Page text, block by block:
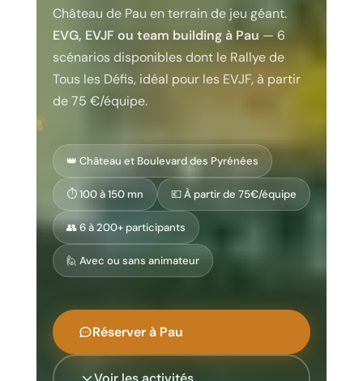
Château de Pau en terrain de jeu géant.
EVG, EVJF ou team building à Pau — 6
scénarios disponibles dont le Rallye de
Tous les Défis, idéal pour les EVJF, à partir
de 75 €/équipe.
👑 Château et Boulevard des Pyrénées
⏱️ 100 à 150 mn 💶 À partir de 75€/équipe
👥 6 à 200+ participants
🙋 Avec ou sans animateur
Réserver à Pau